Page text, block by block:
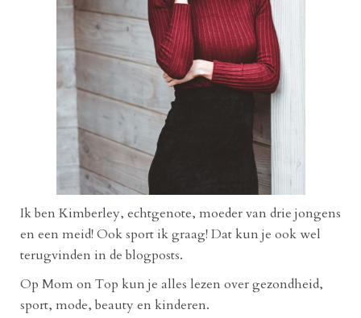
Ik ben Kimberley, echtgenote, moeder van drie jongens
en een meid! Ook sport ik graag! Dat kun je ook wel
terugvinden in de blogposts.
Op Mom on Top kun je alles lezen over gezondheid,
sport, mode, beauty en kinderen.